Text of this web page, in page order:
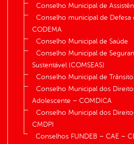
Conselho Municipal de
Conselho municipal de
CODEMA
Conselho Municipal de Saúde
Conselho Municipal de
Sustentável (COMSEAS)
Conselho Municipal de
Conselho Municipal dos
Adolescente – COMDICA
Conselho Municipal dos
CMDPI
Conselhos FUNDEB – CAE –